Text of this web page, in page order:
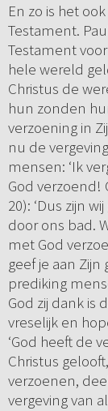
En zo is het
Testament.
Testament
hele wereld
Christus de
hun zonden
verzoening in
nu de
mensen: ‘Ik
God verzoend!
20): ‘Dus zijn
door ons bad.
met God
geef je aan
prediking
God zij dank is
vreselijk en
‘God heeft de
Christus
verzoenen,
vergeving van